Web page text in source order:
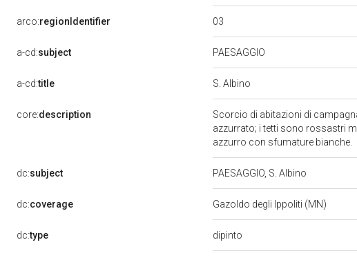
arco:regionIdentifier 03
a-cd:subject PAESAGGIO
a-cd:title S. Albino
core:description
Scorcio di abitazioni di
azzurrato; i tetti sono rossastri
azzurro con sfumature bianche.
dc:subject PAESAGGIO, S. Albino
dc:coverage Gazoldo degli Ippoliti (MN)
dc:type dipinto